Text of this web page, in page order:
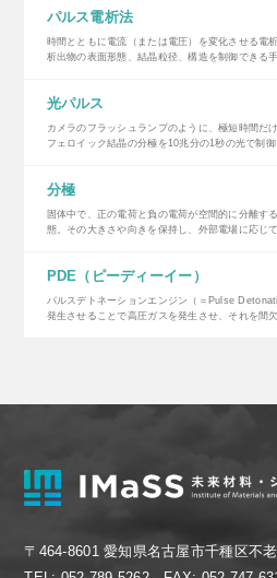
パルス電析法
時間とともに電流（または電圧）を変化させる電
析出物の表面形態、結晶粒径、構造を制御できる
光パルス
カメラのフラッシュランプのように、極短時間だ
フェロイック結晶の分極を10兆分の1秒の光で制
分極
固体中で、正の電荷と負の電荷が空間的に分離す
態。その大きさや向きを保持し、外部電場に応じ
PDE（ピーディーイー）
パルスデトネーションエンジン（＝Pulse
発生させることで高圧ガスを発生させ、それを間
〒464-8601 愛知県名古屋市千種区不